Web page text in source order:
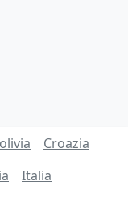
Croazia
Italia